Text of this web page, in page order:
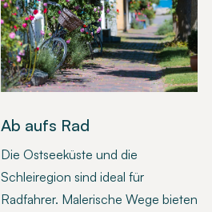
Ab aufs Rad
Die Ostseeküste und die
Schleiregion sind ideal für
Radfahrer. Malerische Wege bieten